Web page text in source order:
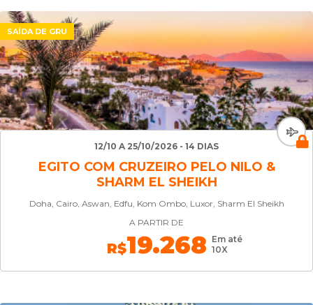
SAÍDA DE GRU
12/10 A 25/10/2026 - 14 DIAS
EGITO COM CRUZEIRO PELO NILO &
SHARM EL SHEIKH
Doha, Cairo, Aswan, Edfu, Kom Ombo, Luxor, Sharm El Sheikh
A PARTIR DE
R$19.268 Em até
10X